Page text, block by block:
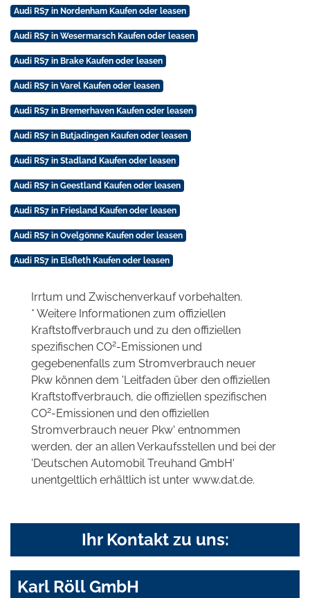
Audi RS7 in Nordenham Kaufen oder leasen
Audi RS7 in Wesermarsch Kaufen oder leasen
Audi RS7 in Brake Kaufen oder leasen
Audi RS7 in Varel Kaufen oder leasen
Audi RS7 in Bremerhaven Kaufen oder leasen
Audi RS7 in Butjadingen Kaufen oder leasen
Audi RS7 in Stadland Kaufen oder leasen
Audi RS7 in Geestland Kaufen oder leasen
Audi RS7 in Friesland Kaufen oder leasen
Audi RS7 in Ovelgönne Kaufen oder leasen
Audi RS7 in Elsfleth Kaufen oder leasen
Irrtum und Zwischenverkauf vorbehalten.
* Weitere Informationen zum offiziellen
Kraftstoffverbrauch und zu den offiziellen
spezifischen CO2-Emissionen und
gegebenenfalls zum Stromverbrauch neuer
Pkw können dem 'Leitfaden über den offiziellen
Kraftstoffverbrauch, die offiziellen spezifischen
CO2-Emissionen und den offiziellen
Stromverbrauch neuer Pkw' entnommen
werden, der an allen Verkaufsstellen und bei der
'Deutschen Automobil Treuhand GmbH'
unentgeltlich erhältlich ist unter www.dat.de.
Ihr Kontakt zu uns:
Karl Röll GmbH